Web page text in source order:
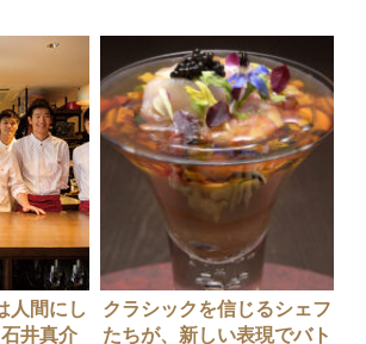
のレストランの在り方
人間にし
井真介
クラシックを信じるシェフ
たちが、新しい表現でバト